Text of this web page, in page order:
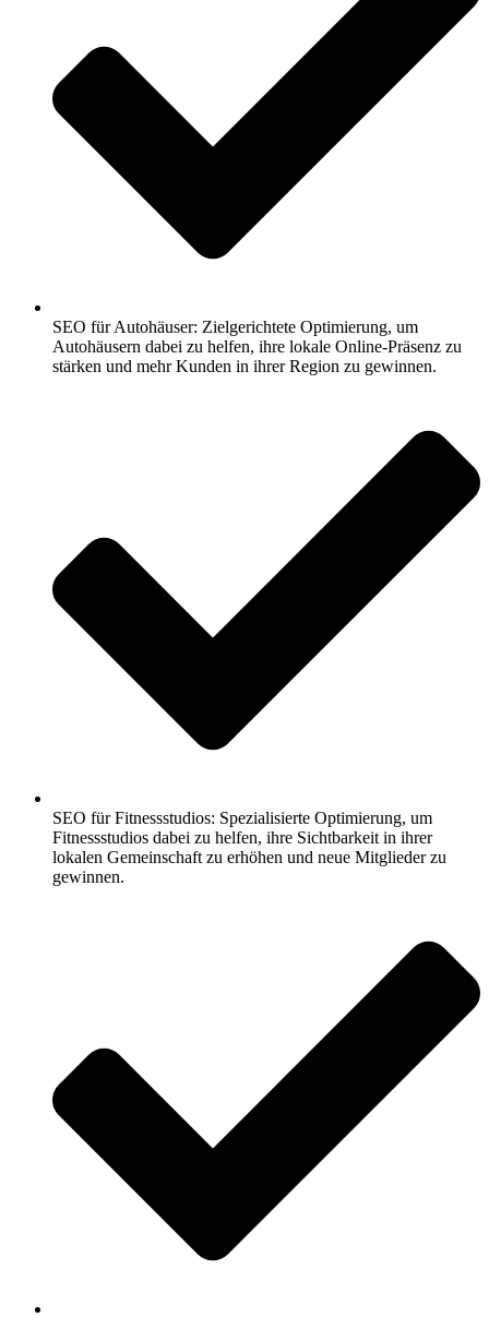
SEO für Autohäuser: Zielgerichtete Optimierung, um
Autohäusern dabei zu helfen, ihre lokale Online-Präsenz zu
stärken und mehr Kunden in ihrer Region zu gewinnen.
SEO für Fitnessstudios: Spezialisierte Optimierung, um
Fitnessstudios dabei zu helfen, ihre Sichtbarkeit in ihrer
lokalen Gemeinschaft zu erhöhen und neue Mitglieder zu
gewinnen.